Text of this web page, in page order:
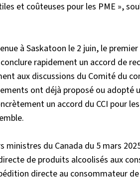
et coûteuses pour les PME »,
à Saskatoon le 2 juin, le
rapidement un accord de
aux discussions du Comité du
ont déjà proposé ou adopté
un accord du CCI pour
ministres du Canada du 5 mars
de produits alcoolisés aux
directe au consommateur